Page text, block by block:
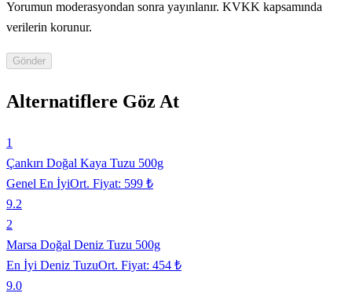
Yorumun moderasyondan sonra yayınlanır. KVKK kapsamında
verilerin korunur.
Gönder
Alternatiflere Göz At
1
Çankırı Doğal Kaya Tuzu 500g
Genel En İyiOrt. Fiyat: 599 ₺
9.2
2
Marsa Doğal Deniz Tuzu 500g
En İyi Deniz TuzuOrt. Fiyat: 454 ₺
9.0